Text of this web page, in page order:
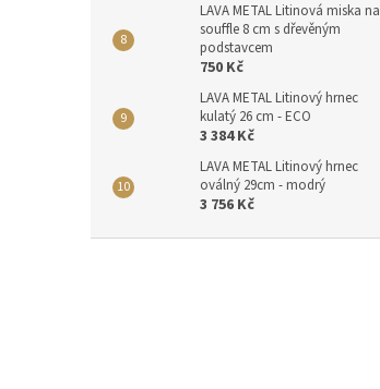
LAVA METAL Litinová miska na
souffle 8 cm s dřevěným
podstavcem
750 Kč
LAVA METAL Litinový hrnec
kulatý 26 cm - ECO
3 384 Kč
LAVA METAL Litinový hrnec
oválný 29cm - modrý
3 756 Kč